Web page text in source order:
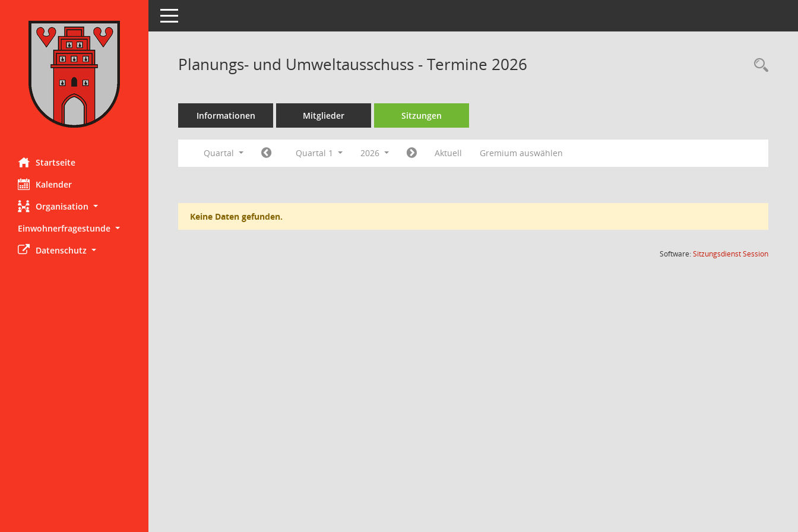
Startseite
Kalender
Organisation
Einwohnerfragestunde
Datenschutz
Toggle navigation
Planungs- und Umweltausschuss - Termine 2026
Informationen Mitglieder Sitzungen
Quartal Quartal 1 2026 Aktuell Gremium auswählen
Keine Daten gefunden.
Software:SitzungsdienstSession(Wird in